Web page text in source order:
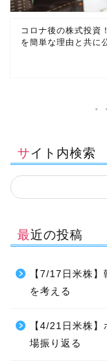
コロナ後の株式投資
を簡単な理由と共に
サイト内検索
最近の投稿
【7/17日米株
を考える
【4/21日米株
場振り返る